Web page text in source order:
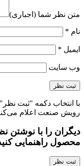
متن نظر شما (اجباری)
نام *
ایمیل *
وب‌ سایت
با انتخاب دکمه "ثبت
رویش صنعت اعلام
دیگران را با نوشتن
محصول راهنمایی
ثبت نظر